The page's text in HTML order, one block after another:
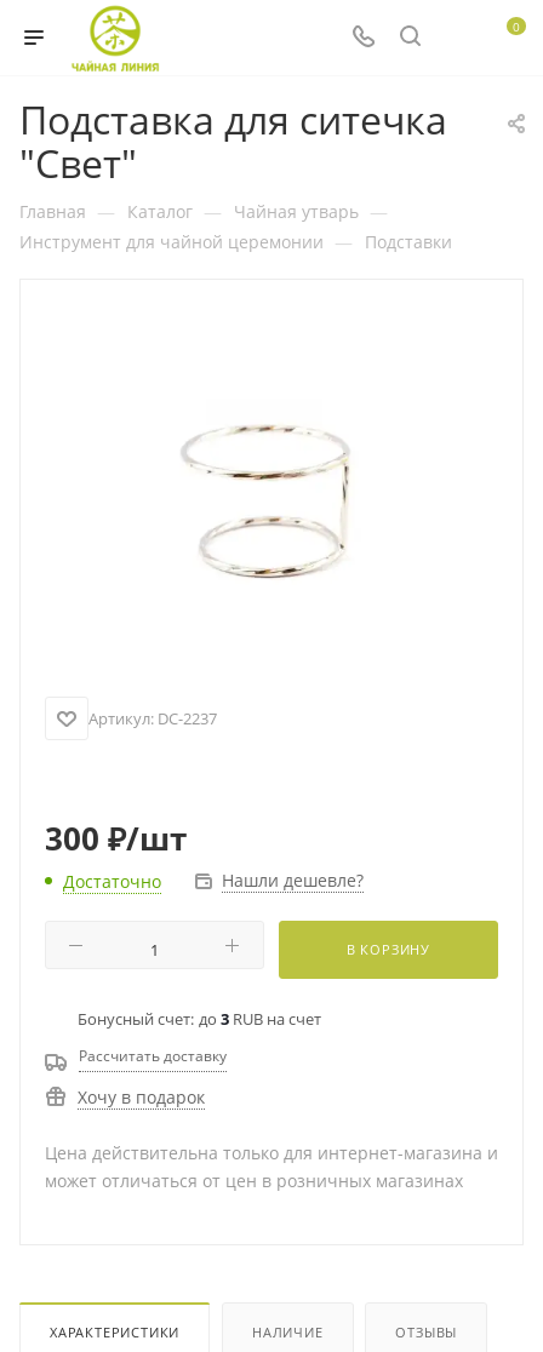
0
Подставка для ситечка
"Свет"
Главная — Каталог — Чайная утварь —
Инструмент для чайной церемонии — Подставки
Артикул: DC-2237
300 ₽/шт
Достаточно Нашли дешевле?
В КОРЗИНУ
Бонусный счет: до 3 RUB на счет
Рассчитать доставку
Хочу в подарок
Цена действительна только для интернет-магазина и
может отличаться от цен в розничных магазинах
ХАРАКТЕРИСТИКИ НАЛИЧИЕ ОТЗЫВЫ